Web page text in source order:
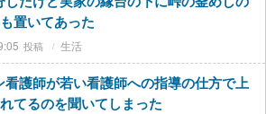
置いてあった
生活
看護師が若い看護師への指導の仕方で上
てるのを聞いてしまった